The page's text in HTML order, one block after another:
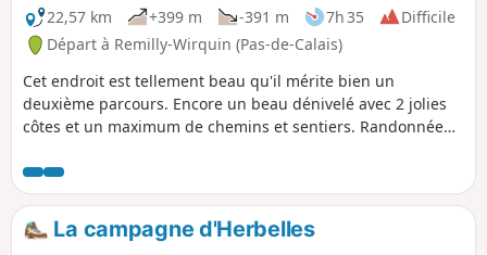
22,57 km
+399 m -391 m 7h 35
Difficile
Départ à Remilly-Wirquin (Pas-de-Calais)
Cet endroit est tellement beau qu'il mérite bien un
deuxième parcours. Encore un beau dénivelé avec 2 jolies
côtes et un maximum de chemins et sentiers. Randonnée
La campagne d'Herbelles